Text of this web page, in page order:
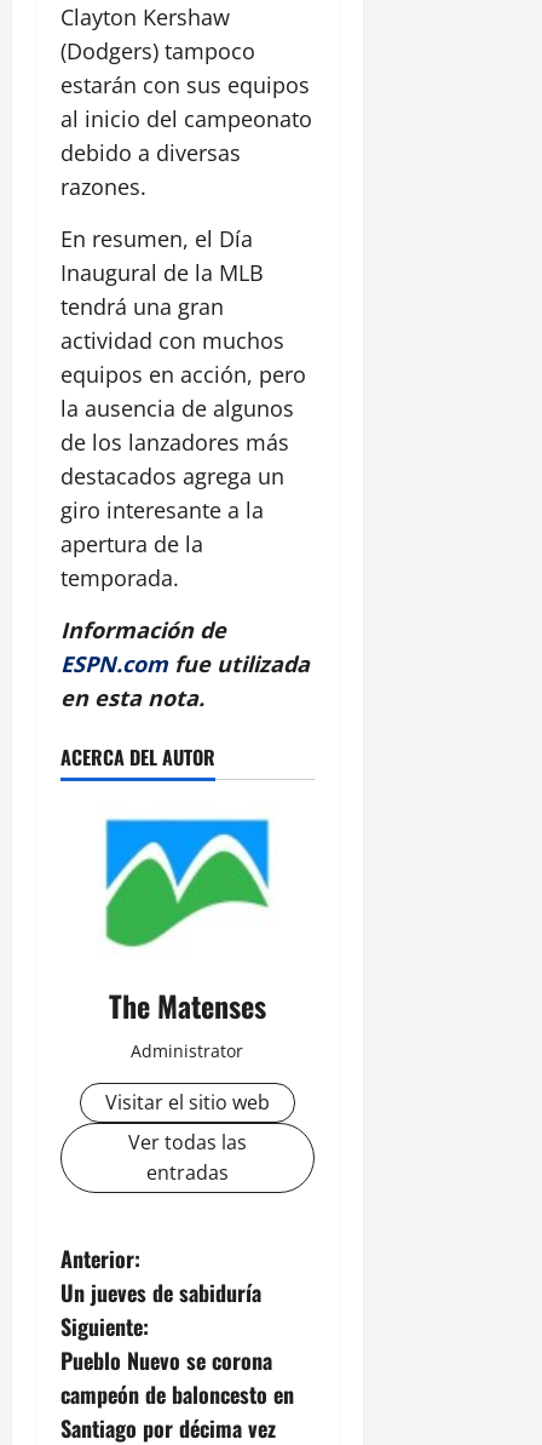
Clayton Kershaw
(Dodgers) tampoco
estarán con sus equipos
al inicio del campeonato
debido a diversas
razones.
En resumen, el Día
Inaugural de la MLB
tendrá una gran
actividad con muchos
equipos en acción, pero
la ausencia de algunos
de los lanzadores más
destacados agrega un
giro interesante a la
apertura de la
temporada.
Información de
ESPN.comfue utilizada
en esta nota.
ACERCA DEL AUTOR
The Matenses
Administrator
Visitar el sitio web
Ver todas las
entradas
N
a
v
e
Anterior:
Un jueves de sabiduría
Siguiente:
Pueblo Nuevo se corona
campeón de baloncesto en
Santiago por décima vez